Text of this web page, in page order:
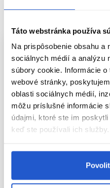
Táto webstránka používa
Na prispôsobenie obsahu
sociálnych médií a analýzu
súbory cookie. Informácie
webové stránky,
oblasti sociálnych médií,
môžu príslušné informácie
údajmi, ktoré ste im
keď ste používali ich služby.
SÚVISIACE